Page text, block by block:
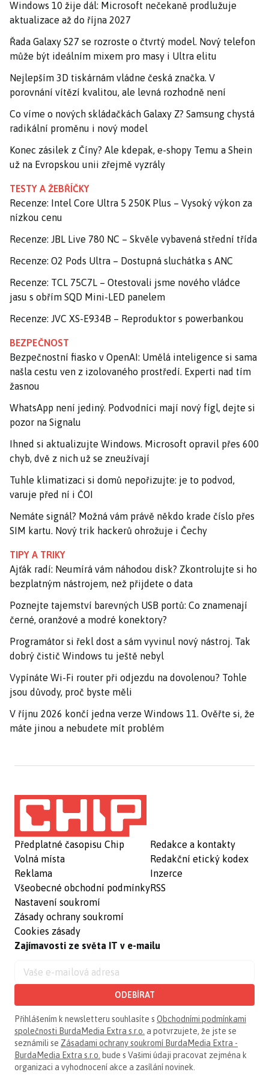
Windows 10 žije dál: Microsoft nečekaně prodlužuje
aktualizace až do října 2027
Řada Galaxy S27 se rozroste o čtvrtý model. Nový telefon
může být ideálním mixem pro masy i Ultra elitu
Nejlepším 3D tiskárnám vládne česká značka. V
porovnání vítězí kvalitou, ale levná rozhodně není
Co víme o nových skládačkách Galaxy Z? Samsung chystá
radikální proměnu i nový model
Konec zásilek z Číny? Ale kdepak, e-shopy Temu a Shein
už na Evropskou unii zřejmě vyzrály
TESTY A ŽEBŘÍČKY
Recenze: Intel Core Ultra 5 250K Plus – Vysoký výkon za
nízkou cenu
Recenze: JBL Live 780 NC – Skvěle vybavená střední třída
Recenze: O2 Pods Ultra – Dostupná sluchátka s ANC
Recenze: TCL 75C7L – Otestovali jsme nového vládce
jasu s obřím SQD Mini-LED panelem
Recenze: JVC XS-E934B – Reproduktor s powerbankou
BEZPEČNOST
Bezpečnostní fiasko v OpenAI: Umělá inteligence si sama
našla cestu ven z izolovaného prostředí. Experti nad tím
žasnou
WhatsApp není jediný. Podvodníci mají nový fígl, dejte si
pozor na Signalu
Ihned si aktualizujte Windows. Microsoft opravil přes 600
chyb, dvě z nich už se zneužívají
Tuhle klimatizaci si domů nepořizujte: je to podvod,
varuje před ní i ČOI
Nemáte signál? Možná vám právě někdo krade číslo přes
SIM kartu. Nový trik hackerů ohrožuje i Čechy
TIPY A TRIKY
Ajťák radí: Neumírá vám náhodou disk? Zkontrolujte si ho
bezplatným nástrojem, než přijdete o data
Poznejte tajemství barevných USB portů: Co znamenají
černé, oranžové a modré konektory?
Programátor si řekl dost a sám vyvinul nový nástroj. Tak
dobrý čistič Windows tu ještě nebyl
Vypínáte Wi-Fi router při odjezdu na dovolenou? Tohle
jsou důvody, proč byste měli
V říjnu 2026 končí jedna verze Windows 11. Ověřte si, že
máte jinou a nebudete mít problém
Předplatné časopisu Chip
Volná místa
Reklama
Všeobecné obchodní podmínky
Nastavení soukromí
Zásady ochrany soukromí
Cookies zásady
Redakce a kontakty
Redakční etický kodex
Inzerce
RSS
Zajímavosti ze světa IT v e-mailu
ODEBÍRAT
Přihlášením k newsletteru souhlasíte s Obchodními podmínkami
společnosti BurdaMedia Extra s.r.o. a potvrzujete, že jste se
seznámili se Zásadami ochrany soukromí BurdaMedia Extra -
BurdaMedia Extra s.r.o. bude s Vašimi údaji pracovat zejména k
organizaci a vyhodnocení akce a zasílání novinek.